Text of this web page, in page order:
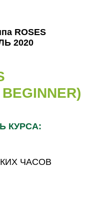
ROSES
2020
КУРСА:
ЧАСОВ